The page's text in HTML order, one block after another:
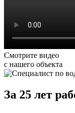
Смотрите видео
с нашего объекта
За 25 лет